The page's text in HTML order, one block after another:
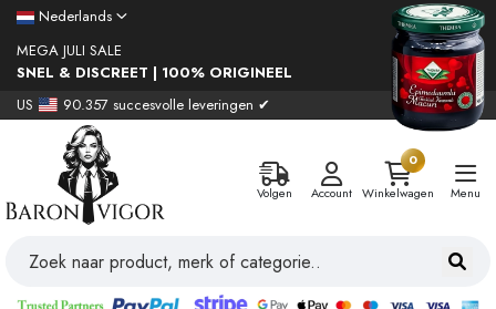
Nederlands
MEGA JULI SALE
SNEL & DISCREET | 100% ORIGINEEL
US
90.357 succesvolle leveringen ✔
Volgen Account
0
Winkelwagen
Menu